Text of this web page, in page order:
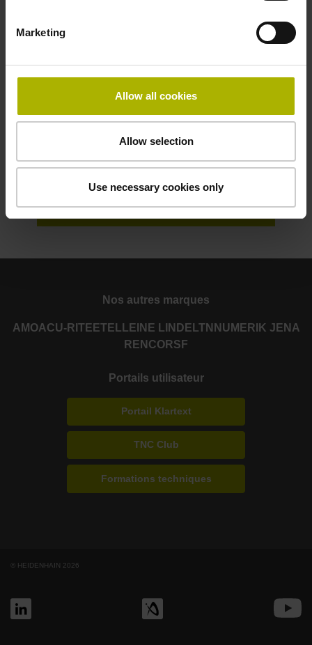
Marketing
Allow all cookies
Allow selection
Use necessary cookies only
Nos autres marques
AMOACU-RITE ETEL LEINE LINDE LTN NUMERIK JENA
RENCORSF
Portails utilisateur
Portail Klartext
TNC Club
Formations techniques
© HEIDENHAIN 2026